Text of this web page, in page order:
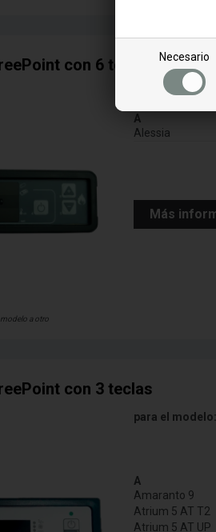
Necesario
con 6 teclas
a otro
para el modelo:
A
Alessia
Más
con 3 teclas
para el modelo:
A
Amaranto 9
Atrium 5 AT T2
Atrium 5 AT UP